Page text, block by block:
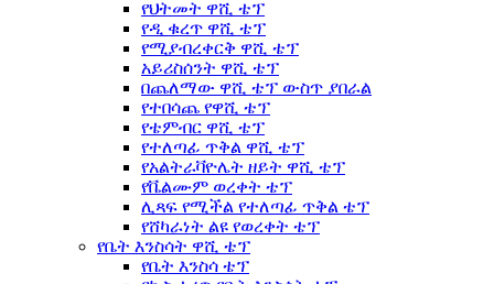
የህትመት ዋሺ ቴፕ
የዲ ቁረጥ ዋሺ ቴፕ
የሚያብረቀርቅ ዋሺ ቴፕ
አይሪስሰንት ዋሺ ቴፕ
በጨለማው ዋሺ ቴፕ ውስጥ ያበራል
የተበሳጨ የዋሺ ቴፕ
የቴምብር ዋሺ ቴፕ
የተለጣፊ ጥቅል ዋሺ ቴፕ
የአልትራቫዮሌት ዘይት ዋሺ ቴፕ
የቬልሙም ወረቀት ቴፕ
ሊጻፍ የሚችል የተለጣፊ ጥቅል ቴፕ
የሸካራነት ልዩ የወረቀት ቴፕ
የቤት እንስሳት ዋሺ ቴፕ
የቤት እንስሳ ቴፕ